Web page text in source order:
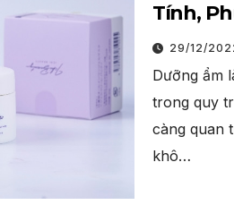
Tính,
29/12/
Dưỡng ẩm
trong quy
càng quan
khô…